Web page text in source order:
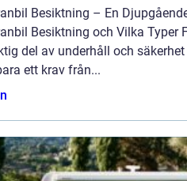
Besiktning – En
Besiktning och Vilka Typer
del av underhåll och
ett krav från...